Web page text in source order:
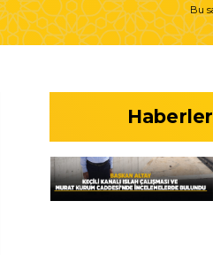
Bu
Haberler